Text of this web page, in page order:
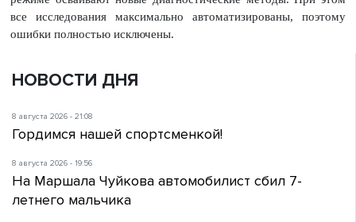
все исследования максимально автоматизированы, поэтому
ошибки полностью исключены.
НОВОСТИ ДНЯ
8 августа 2026 - 21:08
Гордимся нашей спортсменкой!
8 августа 2026 - 19:56
На Маршала Чуйкова автомобилист сбил 7-
летнего мальчика